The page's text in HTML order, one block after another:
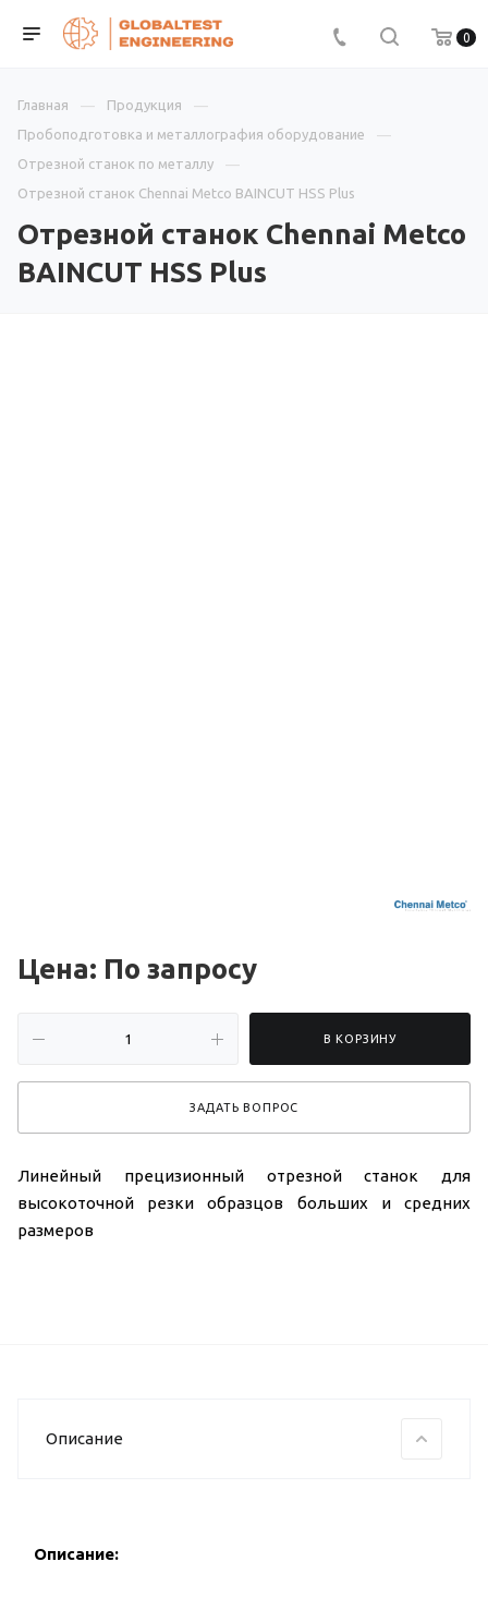
0
Главная
Продукция
Пробоподготовка и металлография оборудование
Отрезной станок по металлу
Отрезной станок Chennai Metco BAINCUT HSS Plus
Отрезной станок Chennai Metco
BAINCUT HSS Plus
Цена: По запросу
В КОРЗИНУ
ЗАДАТЬ ВОПРОС
Линейный прецизионный отрезной станок для
высокоточной резки образцов больших и средних
размеров
Описание
Описание: